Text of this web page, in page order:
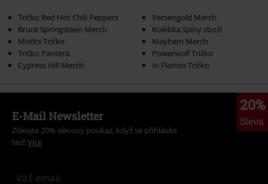
Tričko Red Hot Chili Peppers
Bruce Springsteen Merch
Misfits Tričko
Tričko Pantera
Cypress Hill Merch
Versengold Merch
Kolébka špíny zboží
Mayhem Merch
Powerwolf Tričko
In Flames Tričko
20%
Sleva
E-Mail Newsletter
Získejte 20% slevový poukaz, když se přihlásíte
teď! Více